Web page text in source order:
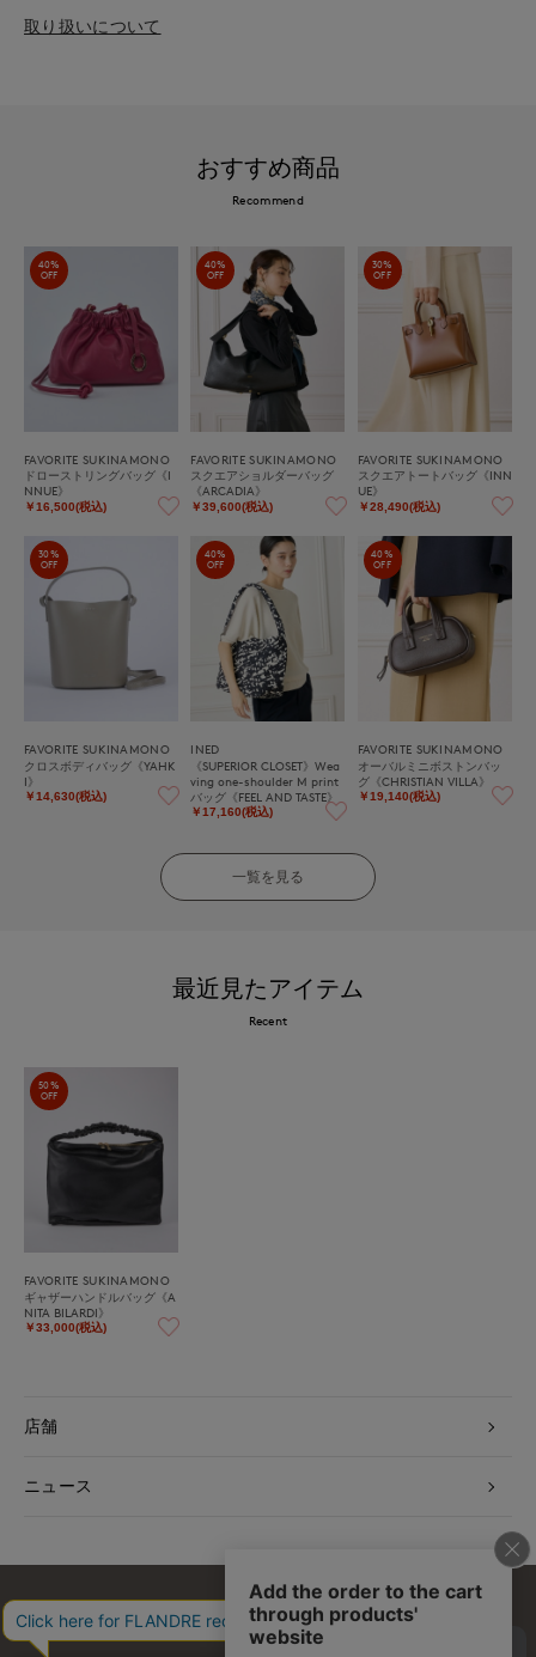
取り扱いについて
おすすめ商品
Recommend
40%
OFF
FAVORITE SUKINAMONO
ドローストリングバッグ《I
NNUE》
￥16,500(税込)
40%
OFF
FAVORITE SUKINAMONO
スクエアショルダーバッグ
《ARCADIA》
￥39,600(税込)
30%
OFF
FAVORITE SUKINAMONO
スクエアトートバッグ《INN
UE》
￥28,490(税込)
30%
OFF
FAVORITE SUKINAMONO
クロスボディバッグ《YAHK
I》
￥14,630(税込)
40%
OFF
INED
《SUPERIOR CLOSET》Wea
ving one-shoulder M print
バッグ《FEEL AND TASTE》
￥17,160(税込)
40%
OFF
FAVORITE SUKINAMONO
オーバルミニボストンバッ
グ《CHRISTIAN VILLA》
￥19,140(税込)
一覧を見る
最近見たアイテム
Recent
50%
OFF
FAVORITE SUKINAMONO
ギャザーハンドルバッグ《A
NITA BILARDI》
￥33,000(税込)
店舗
ニュース